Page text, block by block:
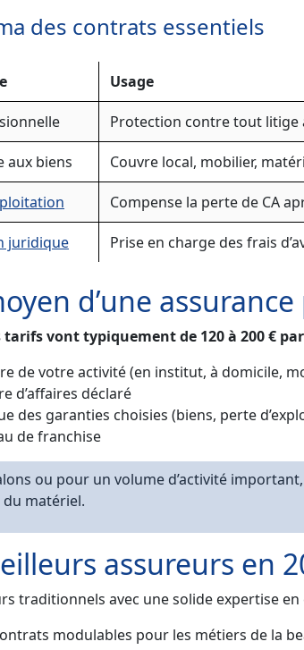
des contrats essentiels
Usage
Protection contre tout litige
aux biens Couvre local, mobilier,
Compense la perte de CA
juridique Prise en charge des frais
d’une
tarifs vont typiquement de 120 à 200 €
de votre activité (en institut, à domicile,
d’affaires déclaré
des garanties choisies (biens, perte
de franchise
ou pour un volume d’activité
matériel.
assureurs en
traditionnels avec une solide expertise
modulables pour les métiers de la